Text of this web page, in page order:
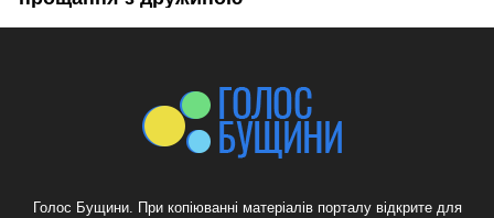
Голос Бущини. При копіюванні матеріалів порталу відкрите для